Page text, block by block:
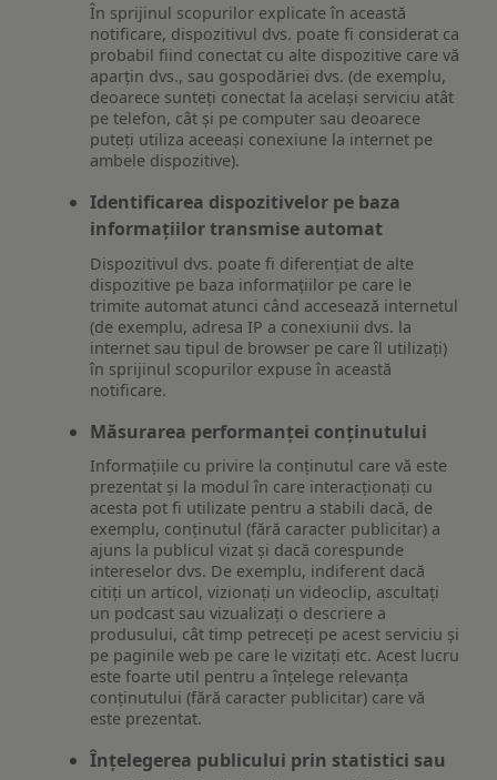
În sprijinul scopurilor explicate în această
notificare, dispozitivul dvs. poate fi considerat ca
probabil fiind conectat cu alte dispozitive care vă
aparțin dvs., sau gospodăriei dvs. (de exemplu,
deoarece sunteți conectat la același serviciu atât
pe telefon, cât și pe computer sau deoarece
puteți utiliza aceeași conexiune la internet pe
ambele dispozitive).
Identificarea dispozitivelor pe baza
informațiilor transmise automat
Dispozitivul dvs. poate fi diferențiat de alte
dispozitive pe baza informațiilor pe care le
trimite automat atunci când accesează internetul
(de exemplu, adresa IP a conexiunii dvs. la
internet sau tipul de browser pe care îl utilizați)
în sprijinul scopurilor expuse în această
notificare.
Măsurarea performanței conținutului
Informațiile cu privire la conținutul care vă este
prezentat și la modul în care interacționați cu
acesta pot fi utilizate pentru a stabili dacă, de
exemplu, conținutul (fără caracter publicitar) a
ajuns la publicul vizat și dacă corespunde
intereselor dvs. De exemplu, indiferent dacă
citiți un articol, vizionați un videoclip, ascultați
un podcast sau vizualizați o descriere a
produsului, cât timp petreceți pe acest serviciu și
pe paginile web pe care le vizitați etc. Acest lucru
este foarte util pentru a înțelege relevanța
conținutului (fără caracter publicitar) care vă
este prezentat.
Înțelegerea publicului prin statistici sau